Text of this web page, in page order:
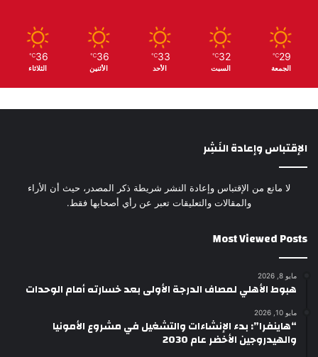
29
℃
الجمعة
32
℃
السبت
33
℃
الأحد
36
℃
الأثنين
36
℃
الثلاثاء
الإقتباس وإعادة النَشِر
لا مانع من الإقتباس وإعادة النشر شريطة ذكر المصدر، حيث أن الأراء
والمقالات والتعليقات تعبر عن رأي أصحابها فقط.
Most Viewed Posts
مايو 8, 2026
هبوط الأهلي لمصاف الدرجة الأولى بعد خسارته أمام الوحدات
مايو 10, 2026
“هاينفرا”: بدء الإنشاءات والتشغيل في مشروع الأمونيا
والهيدروجين الأخضر عام 2030